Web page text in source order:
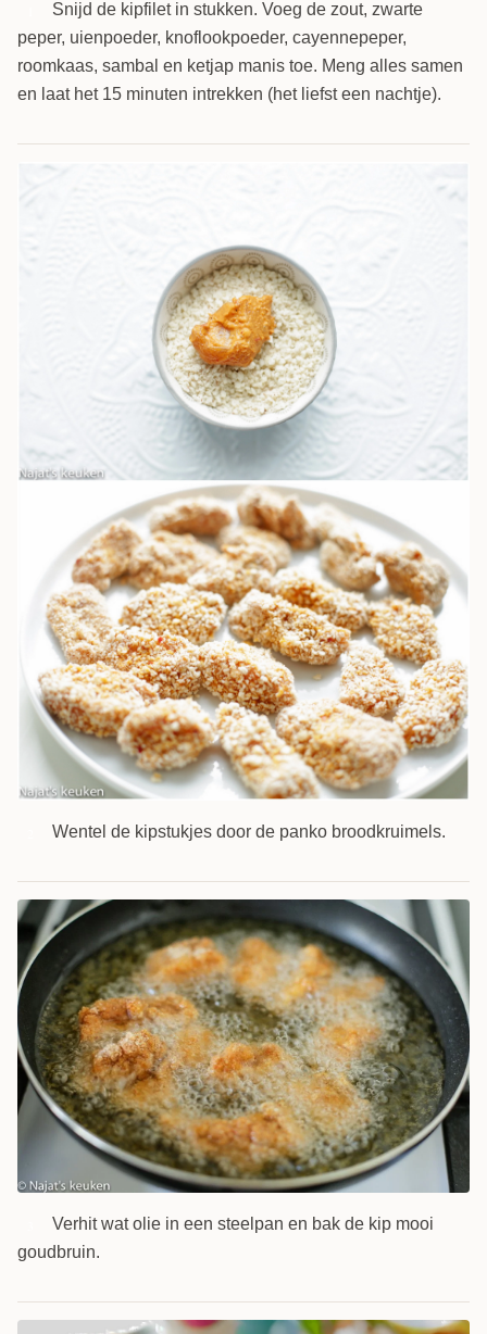
Snijd de kipfilet in stukken. Voeg de zout, zwarte
peper, uienpoeder, knoflookpoeder, cayennepeper,
roomkaas, sambal en ketjap manis toe. Meng alles samen
en laat het 15 minuten intrekken (het liefst een nachtje).
Wentel de kipstukjes door de panko broodkruimels.
Verhit wat olie in een steelpan en bak de kip mooi
goudbruin.